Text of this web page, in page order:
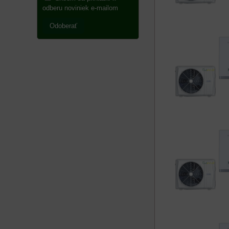
odberu noviniek e-mailom
Odoberať